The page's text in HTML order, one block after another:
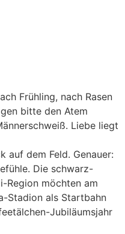
Frühling, nach Rasen
bitte den Atem
Liebe liegt
auf dem Feld. Genauer:
Die schwarz-
Region möchten am
Stadion als Startbahn
Jubiläumsjahr